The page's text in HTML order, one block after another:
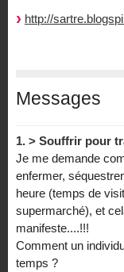
http://
Messages
1. > Souffrir pour
Je me demande
enfermer,
heure (temps de
supermarché), et
manifeste....!!!
Comment un
temps ?